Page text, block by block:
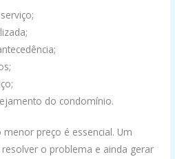
do condomínio.
preço é essencial. Um
o problema e ainda gerar